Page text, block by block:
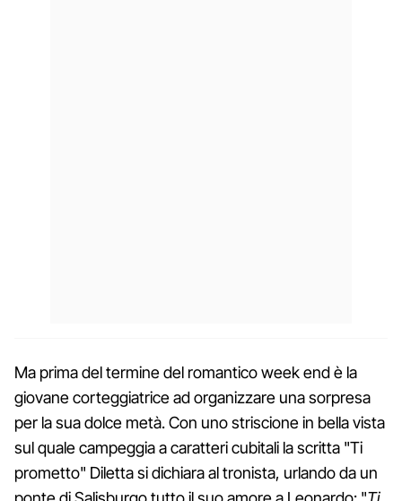
Ma prima del termine del romantico week end è la
giovane corteggiatrice ad organizzare una sorpresa
per la sua dolce metà. Con uno striscione in bella vista
sul quale campeggia a caratteri cubitali la scritta "Ti
prometto" Diletta si dichiara al tronista, urlando da un